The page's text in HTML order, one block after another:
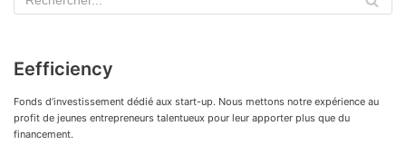
Eefficiency
Fonds d’investissement dédié aux start-up. Nous mettons notre expérience au
profit de jeunes entrepreneurs talentueux pour leur apporter plus que du
financement.